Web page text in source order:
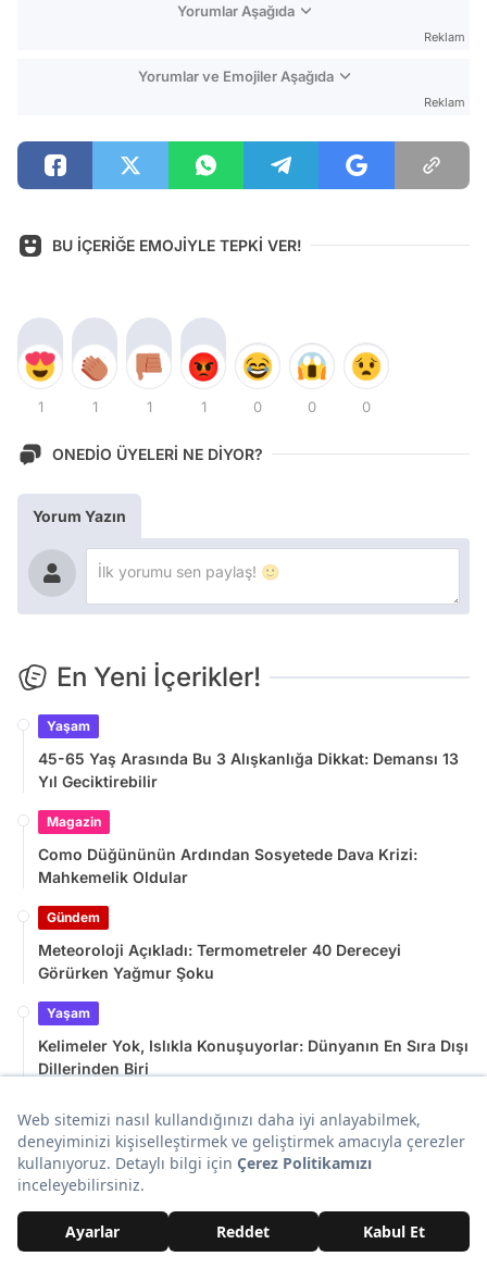
Yorumlar Aşağıda
Reklam
Yorumlar ve Emojiler Aşağıda
Reklam
BU İÇERİĞE EMOJİYLE TEPKİ VER!
1 1 1 1 0 0 0
ONEDİO ÜYELERİ NE DİYOR?
Yorum Yazın
En Yeni İçerikler!
Yaşam
45-65 Yaş Arasında Bu 3 Alışkanlığa Dikkat: Demansı 13
Yıl Geciktirebilir
Magazin
Como Düğününün Ardından Sosyetede Dava Krizi:
Mahkemelik Oldular
Gündem
Meteoroloji Açıkladı: Termometreler 40 Dereceyi
Görürken Yağmur Şoku
Yaşam
Kelimeler Yok, Islıkla Konuşuyorlar: Dünyanın En Sıra Dışı
Dillerinden Biri
Son Eklenenler
Como Düğününün Ardından Sosyetede Dava Krizi: Mahkemelik